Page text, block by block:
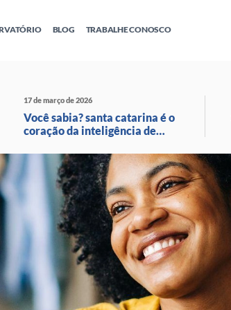
PNBOX Sebraetec Editais
BLOG TRABALHE CONOSCO
17 de março de 2026
Você sabia? santa catarina é o
coração da inteligência de